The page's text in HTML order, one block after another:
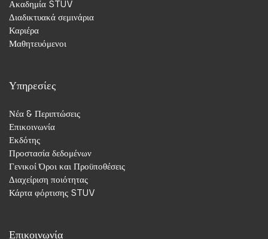
STUV Middle East
Ηνωμένα Αραβικά Εμιράτα
Niederlassung
STUV Security Solutions GmbH
42579 Heiligenhaus
Ακαδημία STUV
Διαδικτυακά σεμινάρια
Καριέρα
Μαθητευόμενοι
Υπηρεσίες
Νέα & Περιπτώσεις
Επικοινωνία
Εκδότης
Προστασία δεδομένων
Γενικοί Όροι και Προϋποθέσεις
Διαχείριση ποιότητας
Κάρτα φόρτισης STUV
Επικοινωνία